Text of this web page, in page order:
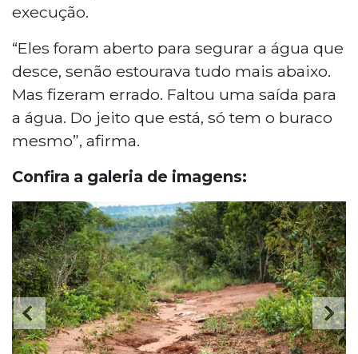
execução.
“Eles foram aberto para segurar a água que
desce, senão estourava tudo mais abaixo.
Mas fizeram errado. Faltou uma saída para
a água. Do jeito que está, só tem o buraco
mesmo”, afirma.
Confira a galeria de imagens: